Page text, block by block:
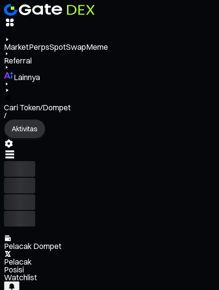
MarketPerpsSpotSwapMeme
Referral
Lainnya
Cari Token/Dompet
/
Aktivitas
Pelacak Dompet
Pelacak
Posisi
Watchlist